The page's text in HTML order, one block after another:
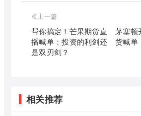
上一篇
帮你搞定！芒果期货直
播喊单：投资的利剑还
是双刃剑？
茅塞顿
货喊单
相关推荐